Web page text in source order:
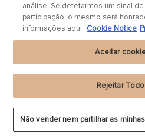
ONDE COMPRAR
©2024 DRiV Automotive Inc. ou uma das
análise. Se detetarmos um sinal
participação, o mesmo será
informações aqui. Cookie Notice
Não vender nem partilhar as
Rejeitar
Aceitar